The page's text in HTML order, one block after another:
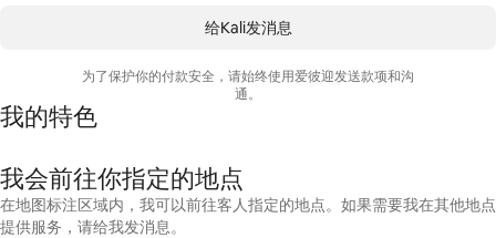
给Kali发消息
为了保护你的付款安全，请始终使用爱彼迎发送款项和沟
通。
我的特色
我会前往你指定的地点
在地图标注区域内，我可以前往客人指定的地点。如果需要我在其他地点
提供服务，请给我发消息。